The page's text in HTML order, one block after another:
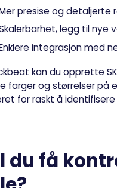
presise og detaljerte
legg til nye
integrasjon med
kan du opprette
farger og størrelser på
for raskt å
du få